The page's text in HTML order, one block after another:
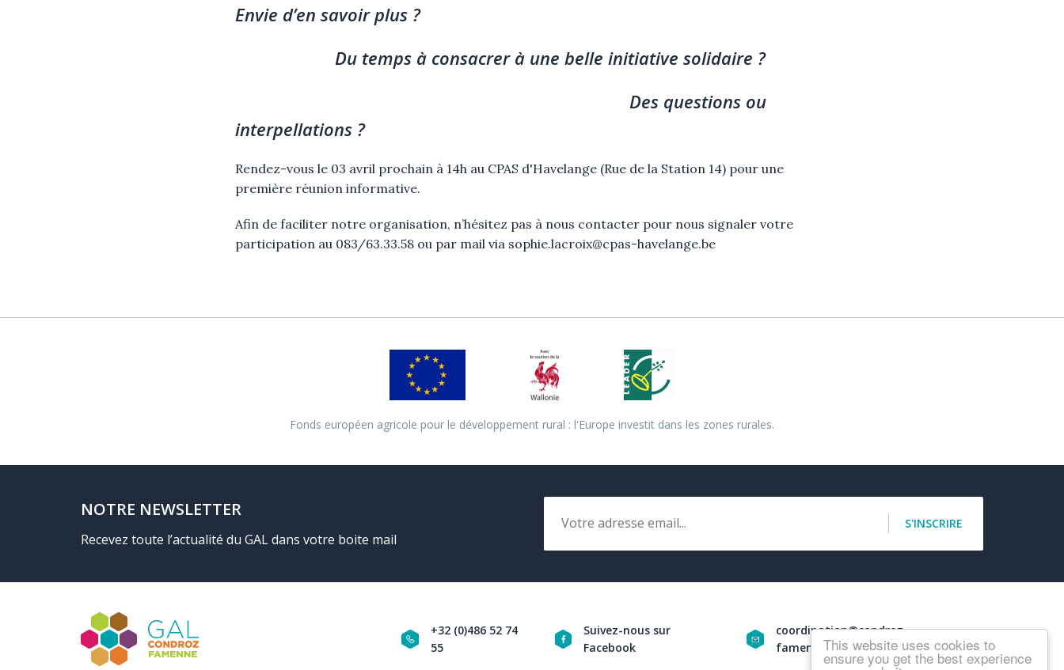
This website uses cookies to
ensure you get the best experience
Envie d’en savoir plus ?
Du temps à consacrer à une belle initiative solidaire ?
Des questions ou
interpellations ?
Rendez-vous le 03 avril prochain à 14h au CPAS d'Havelange (Rue de la Station 14) pour une
première réunion informative.
Afin de faciliter notre organisation, n’hésitez pas à nous contacter pour nous signaler votre
participation au 083/63.33.58 ou par mail via sophie.lacroix@cpas-havelange.be
Fonds européen agricole pour le développement rural : l'Europe investit dans les zones rurales.
NOTRE NEWSLETTER
Recevez toute l’actualité du GAL dans votre boite mail
Email S'INSCRIRE
+32 (0)486 52 74
55
Suivez-nous sur
Facebook
coordination@condroz-
famenne.be